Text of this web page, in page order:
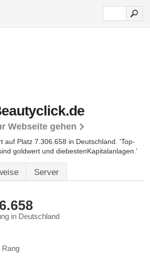
Webseite gehen
auf Platz 7.306.658 in Deutschland. 'Top-
goldwert und diebestenKapitalanlagen.'
Server
in Deutschland
Rang